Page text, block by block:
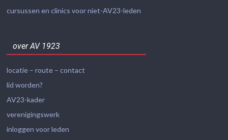
cursussen en clinics voor niet-AV23-leden
over AV 1923
locatie – route – contact
lid worden?
AV23-kader
verenigingswerk
inloggen voor leden